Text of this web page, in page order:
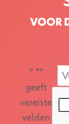
VOOR
" *"
geeft
vereiste
velden